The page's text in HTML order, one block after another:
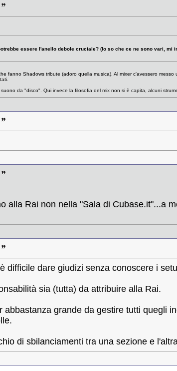
essere l'anello debole cruciale? (lo so che ce ne sono vari, mi
fanno Shadows tribute (adoro quella musica). Al mixer c'avessero
da "disco". Qui invece la filosofia del mix non si è capita, alcuni
alla Rai non nella "Sala di Cubase.it"...a
difficile dare giudizi senza conoscere i
sia (tutta) da attribuire alla Rai.
grande da gestire tutti quegli
di sbilanciamenti tra una sezione e